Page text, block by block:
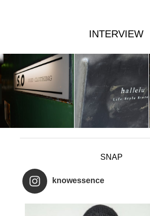
INTERVIEW
SNAP
knowessence